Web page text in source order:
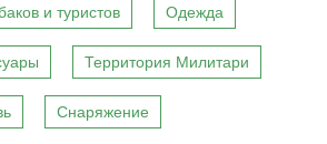
и туристов Одежда
Территория Милитари
Снаряжение